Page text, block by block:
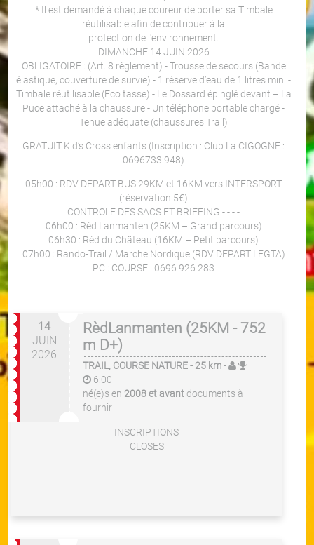
* Il est demandé à chaque coureur de porter sa Timbale
réutilisable afin de contribuer à la
protection de l'environnement.
DIMANCHE 14 JUIN 2026
OBLIGATOIRE : (Art. 8 règlement) - Trousse de secours (Bande
élastique, couverture de survie) - 1 réserve d’eau de 1 litres mini -
Timbale réutilisable (Eco tasse) - Le Dossard épinglé devant – La
Puce attaché à la chaussure - Un téléphone portable chargé -
Tenue adéquate (chaussures Trail)
GRATUIT Kid’s Cross enfants (Inscription : Club La CIGOGNE :
0696733 948)
05h00 : RDV DEPART BUS 29KM et 16KM vers INTERSPORT
(réservation 5€)
CONTROLE DES SACS ET BRIEFING - - - -
06h00 : Rèd Lanmanten (25KM – Grand parcours)
06h30 : Rèd du Château (16KM – Petit parcours)
07h00 : Rando-Trail / Marche Nordique (RDV DEPART LEGTA)
PC : COURSE : 0696 926 283
14
JUIN
2026
RèdLanmanten (25KM - 752
m D+)
TRAIL, COURSE NATURE- 25 km-
6:00
né(e)s en 2008 et avant documents à
fournir
INSCRIPTIONS
CLOSES